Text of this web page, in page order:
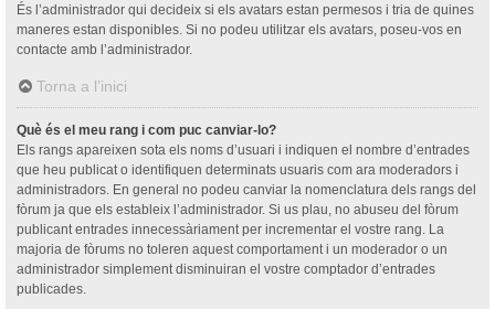
És l’administrador qui decideix si els avatars estan permesos i tria de quines
maneres estan disponibles. Si no podeu utilitzar els avatars, poseu-vos en
contacte amb l’administrador.
Torna a l’inici
Què és el meu rang i com puc canviar-lo?
Els rangs apareixen sota els noms d’usuari i indiquen el nombre d’entrades
que heu publicat o identifiquen determinats usuaris com ara moderadors i
administradors. En general no podeu canviar la nomenclatura dels rangs del
fòrum ja que els estableix l’administrador. Si us plau, no abuseu del fòrum
publicant entrades innecessàriament per incrementar el vostre rang. La
majoria de fòrums no toleren aquest comportament i un moderador o un
administrador simplement disminuiran el vostre comptador d’entrades
publicades.